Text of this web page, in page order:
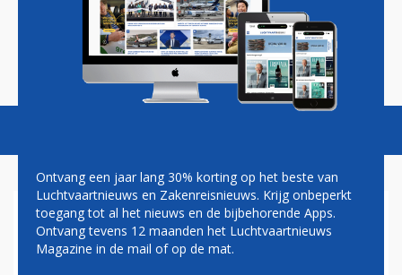
Magazine Podcasts Vacatures
LOT ZIET AF VAN OVERNAME
CONDOR
Ontvang een jaar lang 30% korting op het beste van
Luchtvaartnieuws en Zakenreisnieuws. Krijg onbeperkt
toegang tot al het nieuws en de bijbehorende Apps.
Ontvang tevens 12 maanden het Luchtvaartnieuws
Magazine in de mail of op de mat.